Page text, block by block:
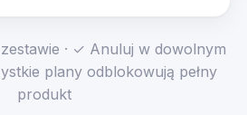
· ✓ Anuluj w dowolnym
plany odblokowują pełny
produkt